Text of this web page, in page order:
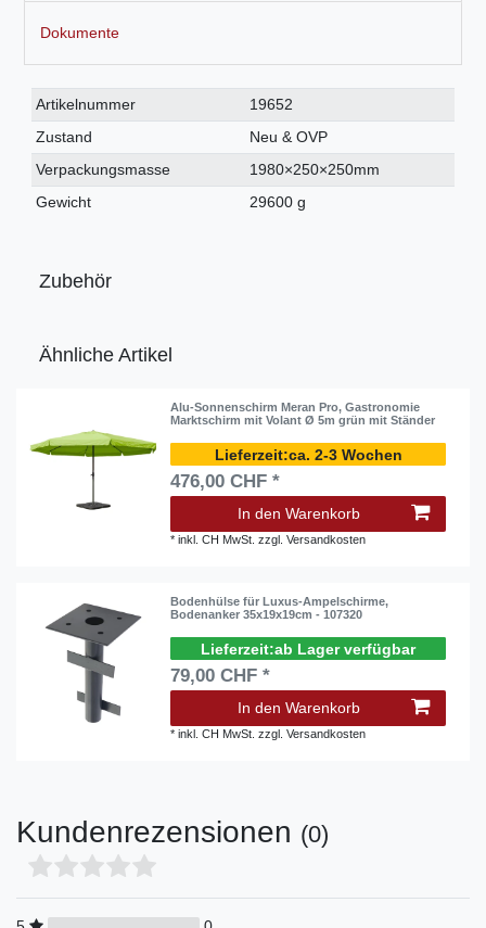
Dokumente
Technisches
Merkmal
Wert
Artikelnummer
19652
Zustand
Neu & OVP
Verpackungsmasse
1980×250×250mm
Gewicht
29600 g
Zubehör
Ähnliche Artikel
Alu-Sonnenschirm Meran Pro, Gastronomie
Marktschirm mit Volant Ø 5m grün mit Ständer
ca. 2-3 Wochen
476,00 CHF *
In den Warenkorb
*inkl. CH MwSt. zzgl.Versandkosten
Bodenhülse für Luxus-Ampelschirme,
Bodenanker 35x19x19cm - 107320
ab Lager verfügbar
79,00 CHF *
In den Warenkorb
*inkl. CH MwSt. zzgl.Versandkosten
Kundenrezensionen (0)